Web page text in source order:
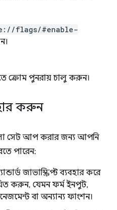
flags/#enable-
ক্রোম পুনরায় চালু করুন।
করুন
সেট আপ করার জন্য আপনি
পারেন:
জাভাস্ক্রিপ্ট ব্যবহার করে
করুন, যেমন ফর্ম ইনপুট,
বা অন্যান্য ফাংশন।